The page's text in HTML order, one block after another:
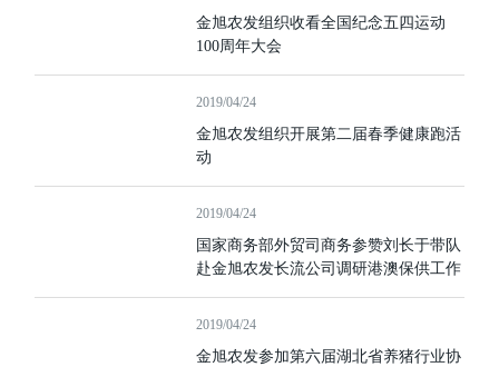
金旭农发组织收看全国纪念五四运动
100周年大会
2019/04/24
金旭农发组织开展第二届春季健康跑活
动
2019/04/24
国家商务部外贸司商务参赞刘长于带队
赴金旭农发长流公司调研港澳保供工作
2019/04/24
金旭农发参加第六届湖北省养猪行业协